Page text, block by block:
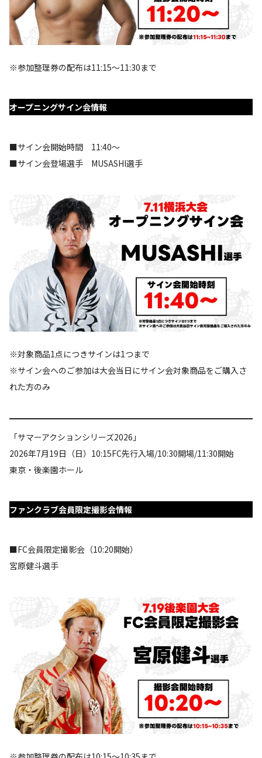
※参加整理券の配布は11:15～11:30まで
オープニングサイン会情報
■サイン会開始時間 11:40～
■サイン会登場選手 MUSASHI選手
※対象商品1点につきサインは1つまで
※サイン会へのご参加は大会当日にサイン会対象商品をご購入さ
れた方のみ
「サマーアクションシリーズ2026」
2026年7月19日（日）10:15FC先行入場/10:30開場/11:30開始
東京・後楽園ホール
ファンクラブ会員限定撮影会情報
■FC会員限定撮影会（10:20開始）
宮原健斗選手